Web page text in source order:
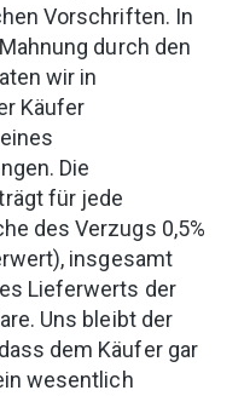
Vorschriften. In
durch den
wir in
Käufer
Die
für jede
des Verzugs 0,5%
insgesamt
Lieferwerts der
Uns bleibt der
dem Käufer gar
wesentlich